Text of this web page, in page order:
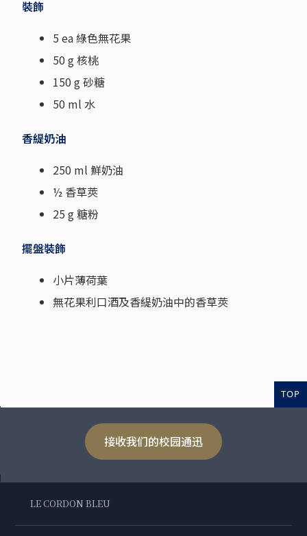
裝飾
5 ea 綠色無花果
50 g 核桃
150 g 砂糖
50 ml 水
香緹奶油
250 ml 鮮奶油
½ 香草莢
25 g 糖粉
擺盤裝飾
小片薄荷葉
無花果利口酒及香緹奶油中的香草莢
TOP
接收我们的校园通迅
LE CORDON BLEU